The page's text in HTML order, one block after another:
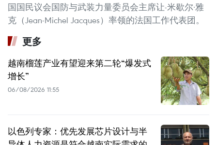
国国民议会国防与武装力量委员会主席让-米歇尔·雅
克（Jean-Michel Jacques）率领的法国工作代表团。
更多
越南榴莲产业有望迎来第二轮“爆发式
增长”
06/08/2026 11:55
以色列专家：优先发展芯片设计与半